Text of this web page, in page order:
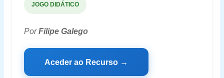
JOGO DIDÁTICO
PorFilipe Galego
Aceder ao Recurso →